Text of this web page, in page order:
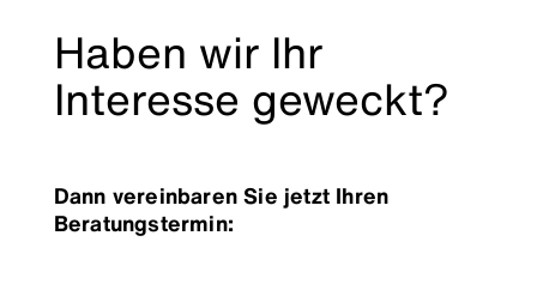
Haben wir Ihr
Interesse geweckt?
Dann vereinbaren Sie jetzt Ihren
Beratungstermin: